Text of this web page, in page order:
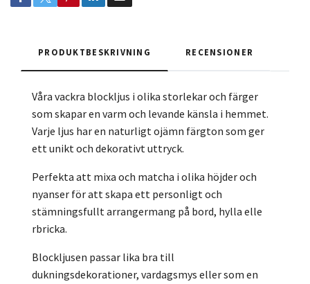
PRODUKTBESKRIVNING RECENSIONER
Våra vackra blockljus i olika storlekar och färger
som skapar en varm och levande känsla i hemmet.
Varje ljus har en naturligt ojämn färgton som ger
ett unikt och dekorativt uttryck.
Perfekta att mixa och matcha i olika höjder och
nyanser för att skapa ett personligt och
stämningsfullt arrangermang på bord, hylla elle
rbricka.
Blockljusen passar lika bra till
dukningsdekorationer, vardagsmys eller som en